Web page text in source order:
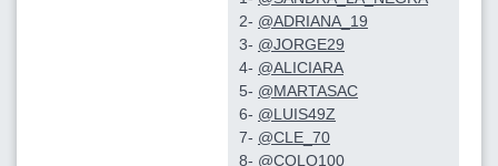
2- @ADRIANA_19
3- @JORGE29
4- @ALICIARA
5- @MARTASAC
6- @LUIS49Z
7- @CLE_70
8- @COLO100